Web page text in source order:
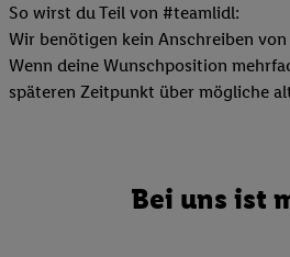
So wirst du Teil von #teamlidl:
Wir benötigen kein Anschreiben
Wenn deine Wunschposition
späteren Zeitpunkt über mögliche
Bei uns ist